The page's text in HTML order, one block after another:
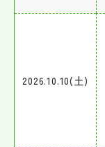
2026.10.10(土)